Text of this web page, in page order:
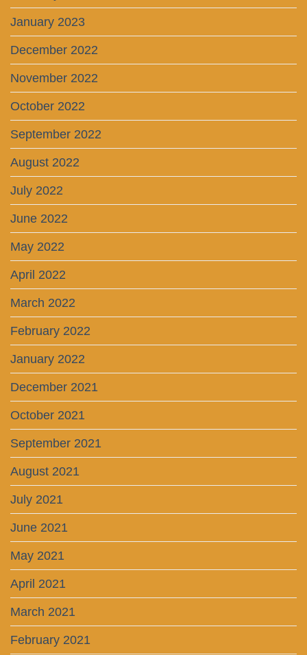
January 2023
December 2022
November 2022
October 2022
September 2022
August 2022
July 2022
June 2022
May 2022
April 2022
March 2022
February 2022
January 2022
December 2021
October 2021
September 2021
August 2021
July 2021
June 2021
May 2021
April 2021
March 2021
February 2021